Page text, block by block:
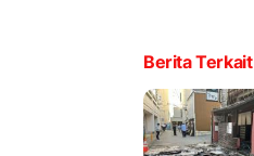
Berita Terkait